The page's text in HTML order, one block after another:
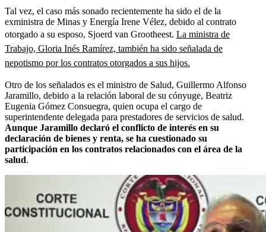
Tal vez, el caso más sonado recientemente ha sido el de la
exministra de Minas y Energía Irene Vélez, debido al contrato
otorgado a su esposo, Sjoerd van Grootheest. La ministra de
Trabajo, Gloria Inés Ramírez, también ha sido señalada de
nepotismo por los contratos otorgados a sus hijos.
Otro de los señalados es el ministro de Salud, Guillermo Alfonso
Jaramillo, debido a la relación laboral de su cónyuge, Beatriz
Eugenia Gómez Consuegra, quien ocupa el cargo de
superintendente delegada para prestadores de servicios de salud.
Aunque Jaramillo declaró el conflicto de interés en su
declaración de bienes y renta, se ha cuestionado su
participación en los contratos relacionados con el área de la
salud.